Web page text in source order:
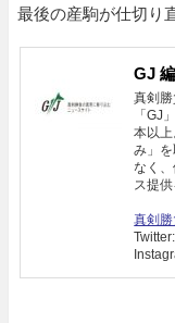
最後の産駒が仕切り
GJ
真剣
「GJ
本以
み」
なく
ス提供
真剣
Twitter: